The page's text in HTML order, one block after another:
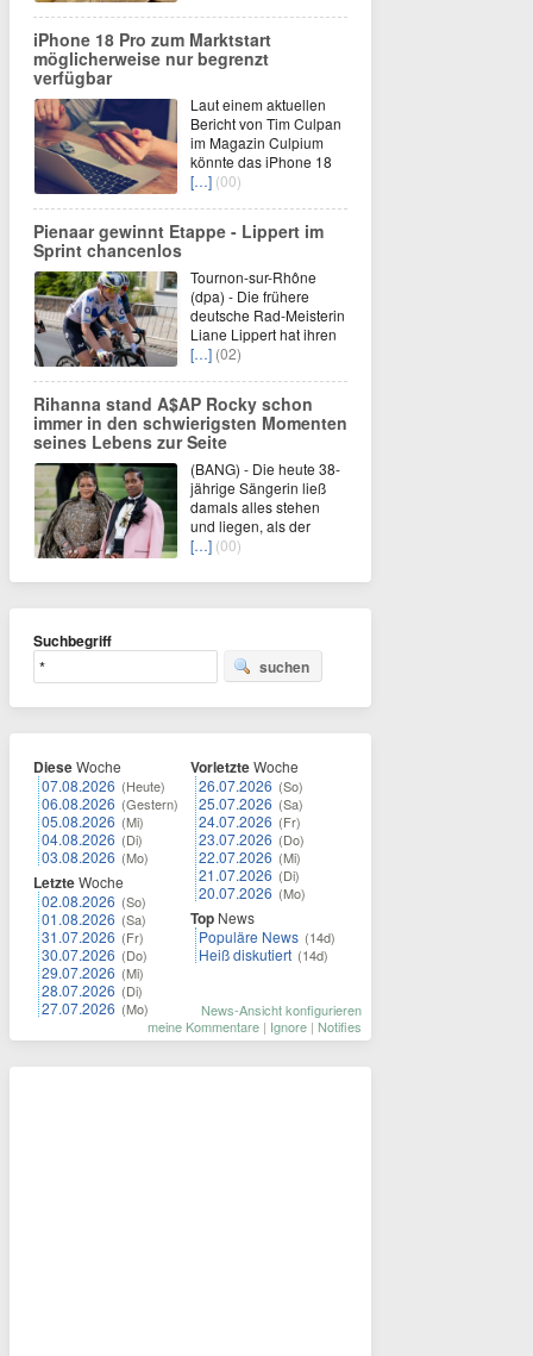
iPhone 18 Pro zum Marktstart
möglicherweise nur begrenzt
verfügbar
Laut einem aktuellen
Bericht von Tim Culpan
im Magazin Culpium
könnte das iPhone 18
[…] (00)
Pienaar gewinnt Etappe - Lippert im
Sprint chancenlos
Tournon-sur-Rhône
(dpa) - Die frühere
deutsche Rad-Meisterin
Liane Lippert hat ihren
[…] (02)
Rihanna stand A$AP Rocky schon
immer in den schwierigsten Momenten
seines Lebens zur Seite
(BANG) - Die heute 38-
jährige Sängerin ließ
damals alles stehen
und liegen, als der
[…] (00)
Suchbegriff
suchen
DieseWoche
07.08.2026 (Heute)
06.08.2026 (Gestern)
05.08.2026 (Mi)
04.08.2026 (Di)
03.08.2026 (Mo)
LetzteWoche
02.08.2026 (So)
01.08.2026 (Sa)
31.07.2026 (Fr)
30.07.2026 (Do)
29.07.2026 (Mi)
28.07.2026 (Di)
27.07.2026 (Mo)
VorletzteWoche
26.07.2026 (So)
25.07.2026 (Sa)
24.07.2026 (Fr)
23.07.2026 (Do)
22.07.2026 (Mi)
21.07.2026 (Di)
20.07.2026 (Mo)
Top News
Populäre News (14d)
Heiß diskutiert (14d)
News-Ansicht konfigurieren
meine Kommentare | Ignore | Notifies